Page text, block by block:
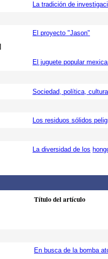
La tradición de
El proyecto "Jason"
El juguete popular
Sociedad, política,
Los residuos sólidos
La diversidad de los
Título del artículo
En busca de la bomba